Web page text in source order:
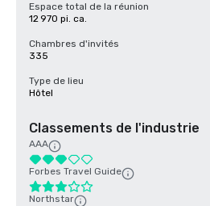
Espace total de la réunion
12 970 pi. ca.
Chambres d'invités
335
Type de lieu
Hôtel
Classements de l'industrie
AAA
Forbes Travel Guide
Northstar